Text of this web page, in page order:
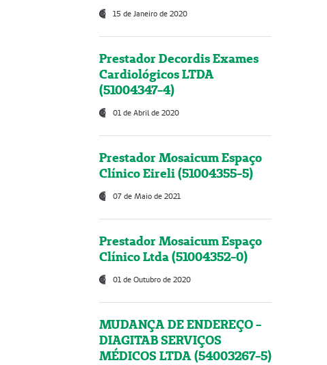
15 de Janeiro de 2020
Prestador Decordis Exames
Cardiológicos LTDA
(51004347-4)
01 de Abril de 2020
Prestador Mosaicum Espaço
Clínico Eireli (51004355-5)
07 de Maio de 2021
Prestador Mosaicum Espaço
Clínico Ltda (51004352-0)
01 de Outubro de 2020
MUDANÇA DE ENDEREÇO -
DIAGITAB SERVIÇOS
MÉDICOS LTDA (54003267-5)